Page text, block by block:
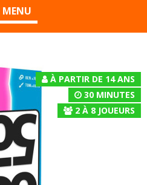
MENU
À PARTIR DE 14 ANS
30 MINUTES
2 À 8 JOUEURS